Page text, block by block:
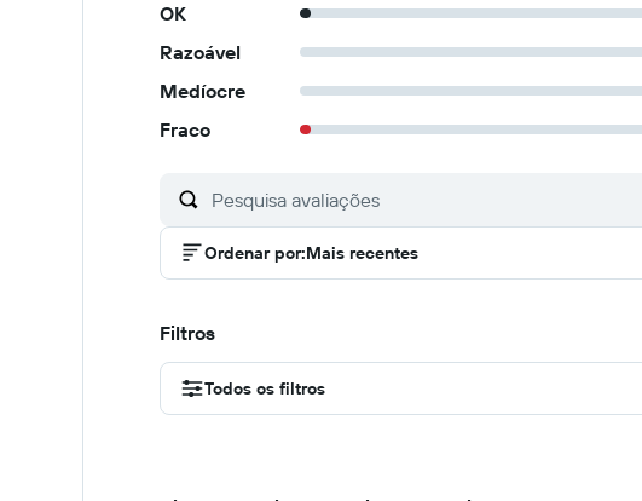
OK
Razoável
Medíocre
Fraco
Ordenar por:Mais recentes
Filtros
Todos os filtros